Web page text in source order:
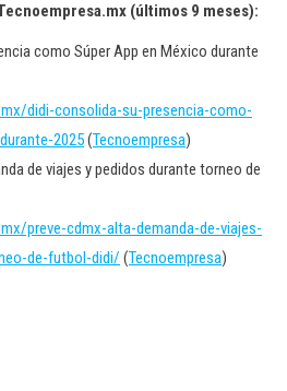
(últimos 9 meses):
como Súper App en México durante
didi-consolida-su-presencia-como-
2025(Tecnoempresa)
de viajes y pedidos durante torneo de
preve-cdmx-alta-demanda-de-viajes-
de-futbol-didi/ (Tecnoempresa)